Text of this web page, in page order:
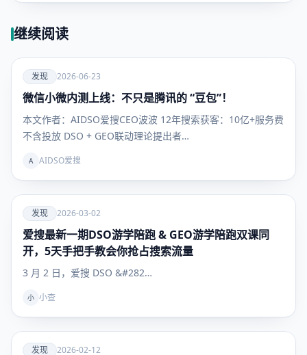
继续阅读
爱
发现
发现 2026-06-23
微信小微内测上线：不只是腾讯的 “豆包”！
本文作者：AIDSO爱搜CEO波波 12年搜索获客：10亿+服务费
不含投放 DSO + GEO联动理论提出者…
A AIDSO爱搜
爱
发现
发现 2026-03-02
爱搜最新一期DSO游学陪跑 & GEO游学陪跑双课同
开，5天手把手教会你抢占搜索流量
3 月 2 日，爱搜 DSO &#282…
小 小查
爱
发现 2026-02-12